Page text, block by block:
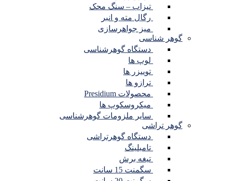
تیزاب – سنگ محک
رگال مته و انبر
میز جواهرسازی
گوهر شناسی
دستگاه گوهرشناسی
لوپ ها
توییزر ها
ترازو ها
محصولات Presidium
میکروسکوپ ها
سایر ملزومات گوهرشناسی
گوهر تراشی
دستگاه گوهرتراشی
تامبلینگ
تیغه برش
سگمنت 15 سانت